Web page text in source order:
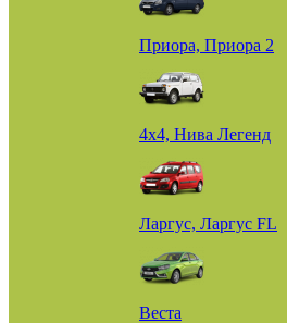
Приора, Приора 2
4х4, Нива Легенд
Ларгус, Ларгус FL
Веста